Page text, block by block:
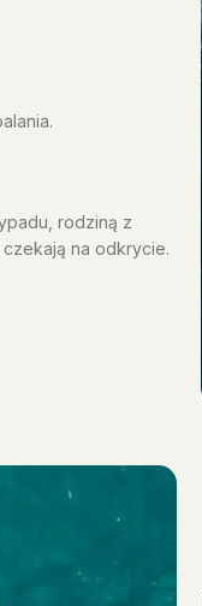
rodziną z
na odkrycie.